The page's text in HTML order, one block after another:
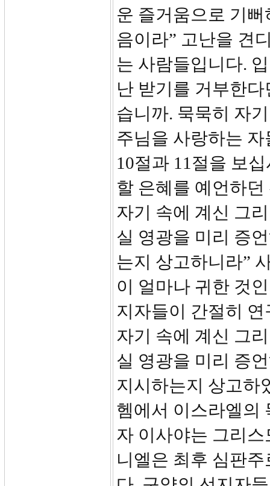
운 즐거움으로 기
음이라” 고난을 견
는 사람들입니다.
난 받기를 거부한
습니까. 묵묵히 자
주님을 사랑하는
10절과 11절을 보
할 은혜를 예언하
자기 속에 계신 그
실 영광을 미리 증
는지 상고하니라”
이 얼마나 귀한 것
지자들이 간절히
자기 속에 계신 그
실 영광을 미리 증
지시하는지 상고하
헴에서 이스라엘의
자 이사야는 그리
니엘은 최후 심판